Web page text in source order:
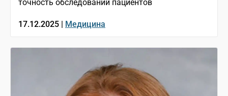
точность обследований пациентов
17.12.2025 | Медицина